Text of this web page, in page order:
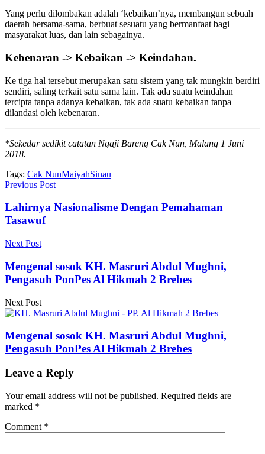
Yang perlu dilombakan adalah ‘kebaikan’nya, membangun sebuah
daerah bersama-sama, berbuat sesuatu yang bermanfaat bagi
masyarakat luas, dan lain sebagainya.
Kebenaran -> Kebaikan -> Keindahan.
Ke tiga hal tersebut merupakan satu sistem yang tak mungkin berdiri
sendiri, saling terkait satu sama lain. Tak ada suatu keindahan
tercipta tanpa adanya kebaikan, tak ada suatu kebaikan tanpa
dilandasi oleh kebenaran.
*Sekedar sedikit catatan Ngaji Bareng Cak Nun, Malang 1 Juni
2018.
Tags: Cak NunMaiyahSinau
Previous Post
Lahirnya Nasionalisme Dengan Pemahaman
Tasawuf
Next Post
Mengenal sosok KH. Masruri Abdul Mughni,
Pengasuh PonPes Al Hikmah 2 Brebes
Next Post
Mengenal sosok KH. Masruri Abdul Mughni,
Pengasuh PonPes Al Hikmah 2 Brebes
Leave a Reply
Your email address will not be published. Required fields are
marked *
Comment *